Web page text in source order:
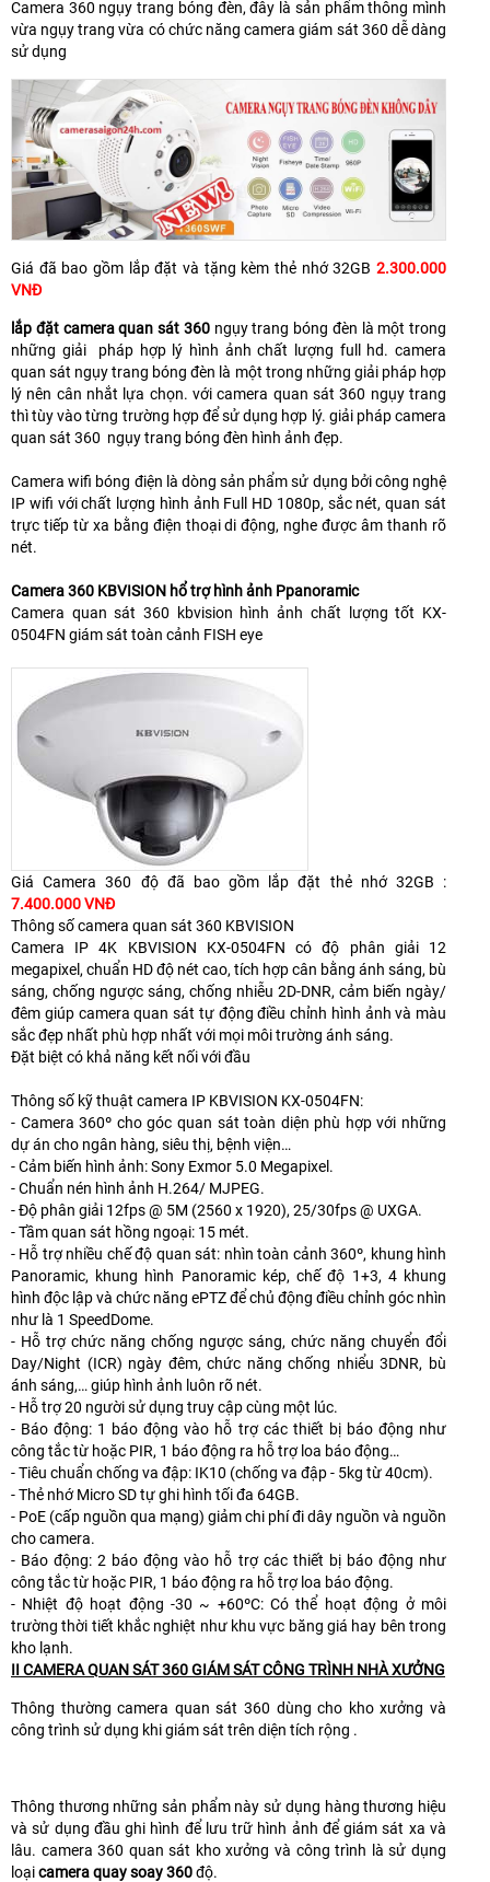
Camera 360 ngụy trang bóng đèn, đây là sản phẩm thông mình
vừa ngụy trang vừa có chức năng camera giám sát 360 dễ dàng
sử dụng
Giá đã bao gồm lắp đặt và tặng kèm thẻ nhớ 32GB 2.300.000
VNĐ
lắp đặt camera quan sát 360ngụy trang bóng đèn là một trong
những giải pháp hợp lý hình ảnh chất lượng full hd. camera
quan sát ngụy trang bóng đèn là một trong những giải pháp hợp
lý nên cân nhắt lựa chọn. với camera quan sát 360 ngụy trang
thì tùy vào từng trường hợp để sử dụng hợp lý. giải pháp camera
quan sát 360 ngụy trang bóng đèn hình ảnh đẹp.
Camera wifi bóng điện là dòng sản phẩm sử dụng bởi công nghệ
IP wifi với chất lượng hình ảnh Full HD 1080p, sắc nét, quan sát
trực tiếp từ xa bằng điện thoại di động, nghe được âm thanh rõ
nét.
Camera 360 KBVISION hổ trợ hình ảnh Ppanoramic
Camera quan sát 360 kbvision hình ảnh chất lượng tốt KX-
0504FN giám sát toàn cảnh FISH eye
Giá Camera 360 độ đã bao gồm lắp đặt thẻ nhớ 32GB :
7.400.000 VNĐ
Thông số camera quan sát 360 KBVISION
Camera IP 4K KBVISION KX-0504FN có độ phân giải 12
megapixel, chuẩn HD độ nét cao, tích hợp cân bằng ánh sáng, bù
sáng, chống ngược sáng, chống nhiễu 2D-DNR, cảm biến ngày/
đêm giúp camera quan sát tự động điều chỉnh hình ảnh và màu
sắc đẹp nhất phù hợp nhất với mọi môi trường ánh sáng.
Đặt biệt có khả năng kết nối với đầu
Thông số kỹ thuật camera IP KBVISION KX-0504FN:
- Camera 360º cho góc quan sát toàn diện phù hợp với những
dự án cho ngân hàng, siêu thị, bệnh viện…
- Cảm biến hình ảnh: Sony Exmor 5.0 Megapixel.
- Chuẩn nén hình ảnh H.264/ MJPEG.
- Độ phân giải 12fps @ 5M (2560 x 1920), 25/30fps @ UXGA.
- Tầm quan sát hồng ngoại: 15 mét.
- Hỗ trợ nhiều chế độ quan sát: nhìn toàn cảnh 360º, khung hình
Panoramic, khung hình Panoramic kép, chế độ 1+3, 4 khung
hình độc lập và chức năng ePTZ để chủ động điều chỉnh góc nhìn
như là 1 SpeedDome.
- Hỗ trợ chức năng chống ngược sáng, chức năng chuyển đổi
Day/Night (ICR) ngày đêm, chức năng chống nhiểu 3DNR, bù
ánh sáng,… giúp hình ảnh luôn rõ nét.
- Hỗ trợ 20 người sử dụng truy cập cùng một lúc.
- Báo động: 1 báo động vào hỗ trợ các thiết bị báo động như
công tắc từ hoặc PIR, 1 báo động ra hỗ trợ loa báo động…
- Tiêu chuẩn chống va đập: IK10 (chống va đập - 5kg từ 40cm).
- Thẻ nhớ Micro SD tự ghi hình tối đa 64GB.
- PoE (cấp nguồn qua mạng) giảm chi phí đi dây nguồn và nguồn
cho camera.
- Báo động: 2 báo động vào hỗ trợ các thiết bị báo động như
công tắc từ hoặc PIR, 1 báo động ra hỗ trợ loa báo động.
- Nhiệt độ hoạt động -30 ~ +60ºC: Có thể hoạt động ở môi
trường thời tiết khắc nghiệt như khu vực băng giá hay bên trong
kho lạnh.
II CAMERA QUAN SÁT 360 GIÁM SÁT CÔNG TRÌNH NHÀ XƯỞNG
Thông thường camera quan sát 360 dùng cho kho xưởng và
công trình sử dụng khi giám sát trên diện tích rộng .
Thông thương những sản phẩm này sử dụng hàng thương hiệu
và sử dụng đầu ghi hình để lưu trữ hình ảnh để giám sát xa và
lâu. camera 360 quan sát kho xưởng và công trình là sử dụng
loạicamera quay soay 360độ.